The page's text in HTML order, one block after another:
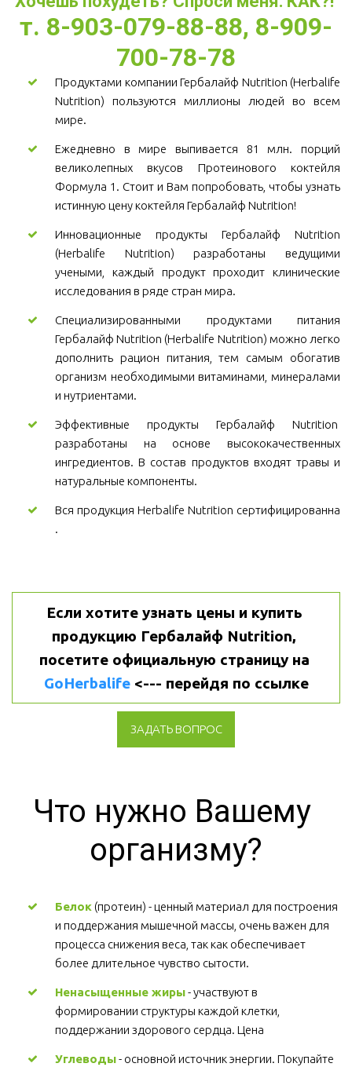
т. 8-903-079-88-88, 8-909-
700-78-78
Продуктами компании Гербалайф Nutrition (Herbalife
Nutrition) пользуются миллионы людей во всем
мире.
Ежедневно в мире выпивается 81 млн. порций
великолепных вкусов Протеинового коктейля
Формула 1. Стоит и Вам попробовать, чтобы узнать
истинную цену коктейля Гербалайф Nutrition!
Инновационные продукты Гербалайф Nutrition
(Herbalife Nutrition) разработаны ведущими
учеными, каждый продукт проходит клинические
исследования в ряде стран мира.
Специализированными продуктами питания
Гербалайф Nutrition (Herbalife Nutrition) можно легко
дополнить рацион питания, тем самым обогатив
организм необходимыми витаминами, минералами
и нутриентами.
Эффективные продукты Гербалайф Nutrition
разработаны на основе высококачественных
ингредиентов. В состав продуктов входят травы и
натуральные компоненты.
Вся продукция Herbalife Nutrition сертифицированна
.
Если хотите узнать цены и купить
продукцию Гербалайф Nutrition,
GoHerbalife <--- перейдя по ссылке
ЗАДАТЬ ВОПРОС
Что нужно Вашему
организму?
Белок (протеин) - ценный материал для построения
и поддержания мышечной массы, очень важен для
процесса снижения веса, так как обеспечивает
более длительное чувство сытости.
Ненасыщенные жиры - участвуют в
формировании структуры каждой клетки,
поддержании здорового сердца. Цена
Углеводы - основной источник энергии. Покупайте